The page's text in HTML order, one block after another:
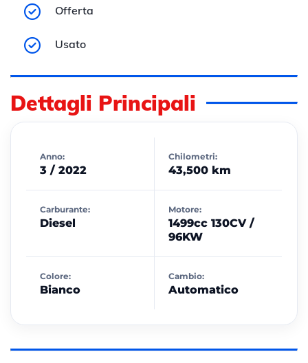
Offerta
Usato
Dettagli Principali
Anno:
3 / 2022
Chilometri:
43,500 km
Carburante:
Diesel
Motore:
1499cc 130CV /
96KW
Colore:
Bianco
Cambio:
Automatico